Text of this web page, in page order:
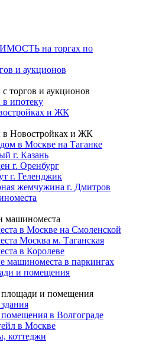
на торгах по
и аукционов
торгов и аукционов
ипотеку
и ЖК
в Новостройках и ЖК
в Москве на Таганке
г. Казань
г. Оренбург
г. Геленджик
жемчужина г. Дмитров
машиноместа
в Москве на Смоленской
Москва м. Таганская
в Королеве
машиноместа в паркингах
и помещения
площади и помещения
в Волгограде
в Москве
коттеджи